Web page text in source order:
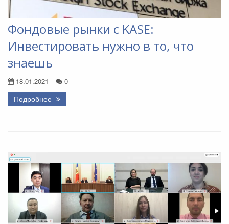
Фондовые рынки с KASE:
Инвестировать нужно в то, что
знаешь
18.01.2021 0
Подробнее